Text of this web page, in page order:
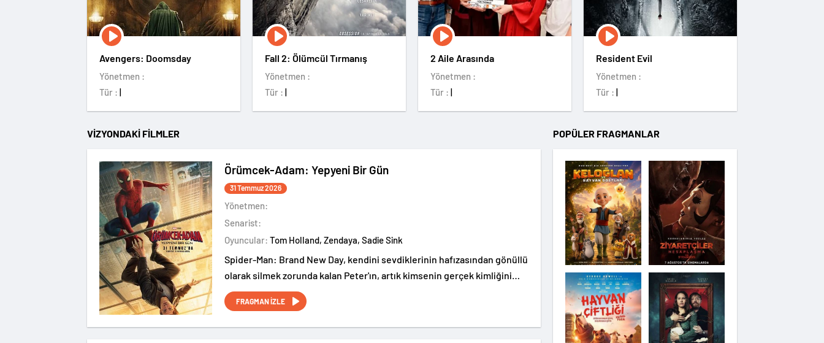
Avengers: Doomsday
Yönetmen :
Tür : |
Fall 2: Ölümcül Tırmanış
Yönetmen :
Tür : |
2 Aile Arasında
Yönetmen :
Tür : |
Resident Evil
Yönetmen :
Tür : |
VİZYONDAKİ FİLMLER
Örümcek-Adam: Yepyeni Bir Gün
31 Temmuz 2026
Yönetmen:
Senarist:
Oyuncular:
Tom Holland, Zendaya, Sadie Sink
Spider-Man: Brand New Day, kendini sevdiklerinin hafızasından gönüllü
olarak silmek zorunda kalan Peter'ın, artık kimsenin gerçek kimliğini
bilmediği New York sokaklarında tek başına suçla savaşırken, yaşamaya
başladığı fiziksel değişimle boğuşmasını anlatıyor.
FRAGMAN İZLE
POPÜLER FRAGMANLAR